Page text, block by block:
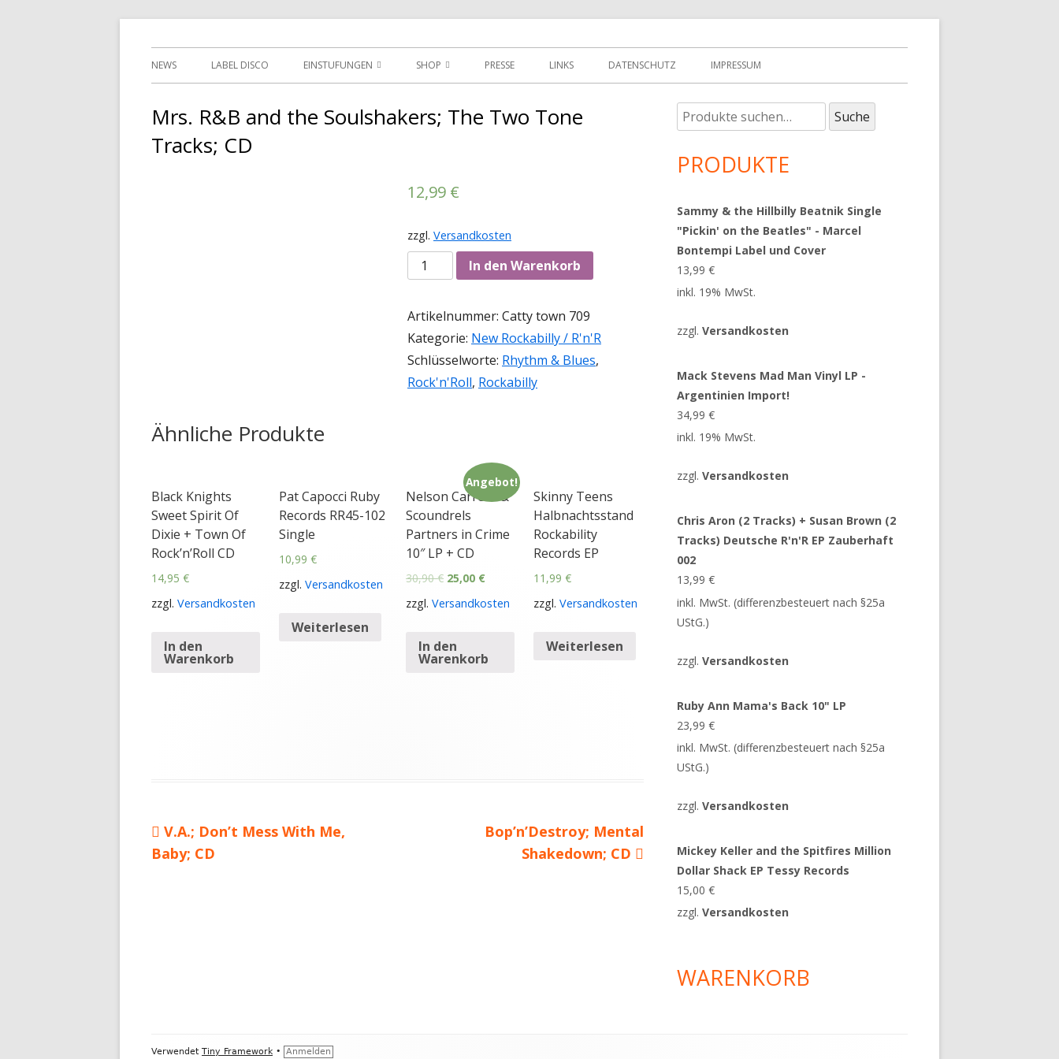
Tessy Records
Primäres
NEWS LABEL DISCO EINSTUFUNGEN SHOP
AGBS
PRESSE LINKS DATENSCHUTZ IMPRESSUM
Mrs. R&B and the Soulshakers; The Two Tone
Tracks; CD
12,99 €
zzgl. Versandkosten
Anzahl In den Warenkorb
Artikelnummer: Catty town 709
Kategorie: New Rockabilly / R'n'R
Schlüsselworte: Rhythm & Blues,
Rock'n'Roll, Rockabilly
Ähnliche Produkte
Black Knights
Sweet Spirit Of
Dixie + Town Of
Rock’n’Roll CD
14,95 €
zzgl. Versandkosten
In den
Warenkorb
Pat Capocci Ruby
Records RR45-102
Single
10,99 €
zzgl. Versandkosten
Weiterlesen
Angebot!
Nelson Carrera &
Scoundrels
Partners in Crime
10″ LP + CD
30,90€ 25,00 €
zzgl.Versandkosten
In den
Warenkorb
Skinny Teens
Halbnachtsstand
Rockability
Records EP
11,99 €
zzgl. Versandkosten
Weiterlesen
Beitragsnavigation
Vorheriger
Beitrag:
V.A.; Don’t Mess With Me,
Baby; CD
Nächster
Beitrag
Bop’n’Destroy; Mental
Shakedown; CD
Haupt-
Seitenleiste
Suche
nach:
Suche
PRODUKTE
Sammy & the Hillbilly Beatnik Single
"Pickin' on the Beatles" - Marcel
Bontempi Label und Cover
13,99€
inkl. 19% MwSt.
zzgl.Versandkosten
Mack Stevens Mad Man Vinyl LP -
Argentinien Import!
34,99€
inkl. 19% MwSt.
zzgl.Versandkosten
Chris Aron (2 Tracks) + Susan Brown (2
Tracks) Deutsche R'n'R EP Zauberhaft
002
13,99€
inkl. MwSt. (differenzbesteuert nach §25a
UStG.)
zzgl.Versandkosten
Ruby Ann Mama's Back 10" LP
23,99€
inkl. MwSt. (differenzbesteuert nach §25a
UStG.)
zzgl.Versandkosten
Mickey Keller and the Spitfires Million
Dollar Shack EP Tessy Records
15,00€
zzgl.Versandkosten
WARENKORB
Footer
Verwendet Tiny Framework • Anmelden